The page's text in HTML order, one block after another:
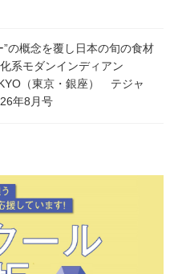
”の概念を覆し日本の旬の食材
系モダンインディアン
（東京・銀座） テジャ
年8月号